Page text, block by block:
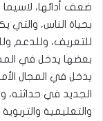
ضعف أدائها،
بحياة الناس، والتي
للتعريف، وللدعم
بعضها يدخل في
يدخل في المجال
الجديد في حداثته،
والتعليمية والتربوية